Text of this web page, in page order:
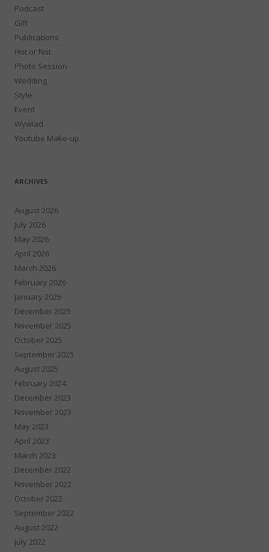
Podcast
Gift
Publications
Hot or Not
Photo Session
Wedding
Style
Event
Wywiad
Youtube Make-up
ARCHIVES
August 2026
July 2026
May 2026
April 2026
March 2026
February 2026
January 2026
December 2025
November 2025
October 2025
September 2025
August 2025
February 2024
December 2023
November 2023
May 2023
April 2023
March 2023
December 2022
November 2022
October 2022
September 2022
August 2022
July 2022